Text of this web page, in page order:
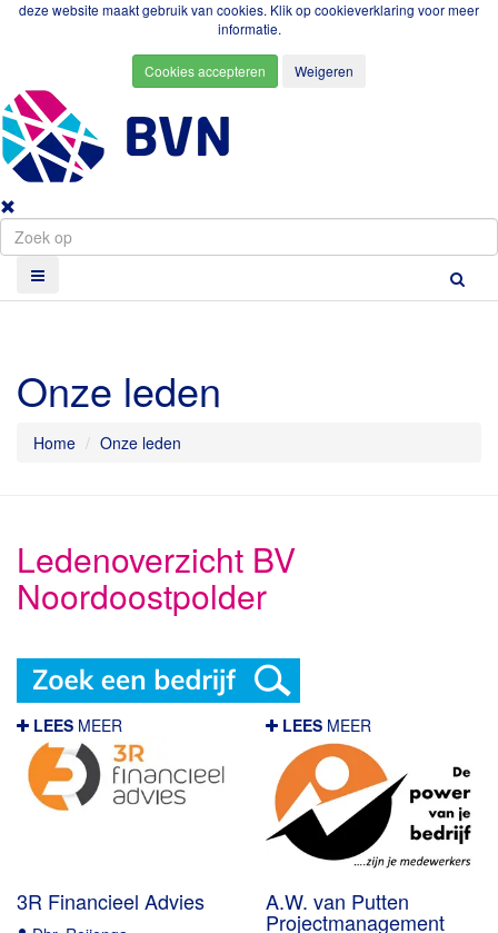
deze website maakt gebruik van cookies. Klik opcookieverklaring voor meer
informatie.
Onze leden
Home Onze leden
Ledenoverzicht BV
Noordoostpolder
LEES MEER
3R Financieel Advies
LEES MEER
A.W. van Putten
Projectmanagement